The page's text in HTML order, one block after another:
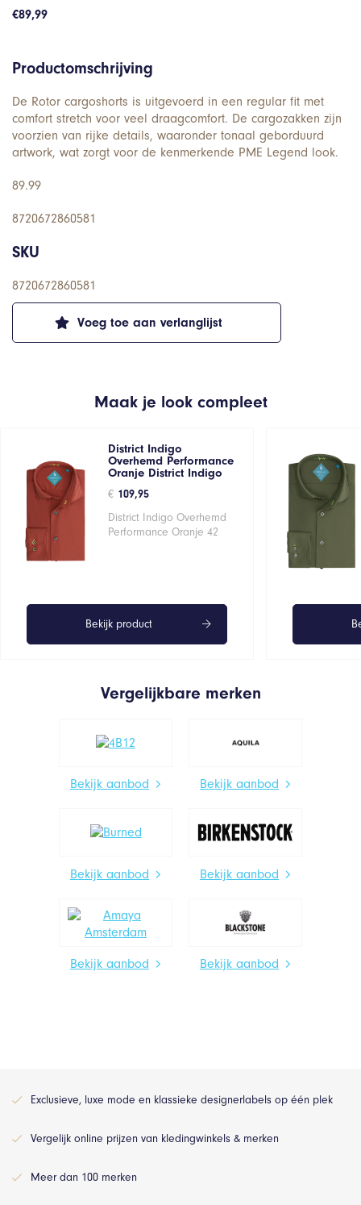
€89,99
Voeg toe aan verlanglijst
Productomschrijving
De Rotor cargoshorts is uitgevoerd in een regular fit met
comfort stretch voor veel draagcomfort. De cargozakken zijn
voorzien van rijke details, waaronder tonaal geborduurd
artwork, wat zorgt voor de kenmerkende PME Legend look.
89.99
8720672860581
SKU
8720672860581
Maak je look compleet
District Indigo
Overhemd Performance
Oranje District Indigo
€ 109,95
District Indigo Overhemd
Performance Oranje 42
Bekijk product
Vergelijkbare merken
Bekijk aanbod Bekijk aanbod
Bekijk aanbod Bekijk aanbod
Bekijk aanbod Bekijk aanbod
Exclusieve, luxe mode en klassieke designerlabels op één plek
Vergelijk online prijzen van kledingwinkels & merken
Meer dan 100 merken